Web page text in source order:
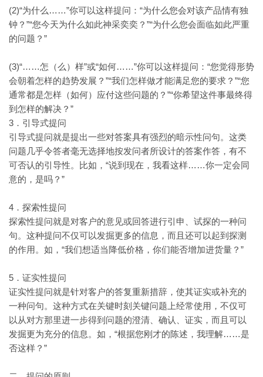
(2)“为什么……”你可以这样提问：“为什么您会对该产品情有独
钟？”“您今天为什么如此神采奕奕？”“为什么您会面临如此严重
的问题？”
(3)“……怎（么）样”或“如何……”你可以这样提问：“您觉得形势
会朝着怎样的趋势发展？”“我们怎样做才能满足您的要求？”“您
通常都是怎样（如何）应付这些问题的？”“你希望这件事最终得
到怎样的解决？”
3．引导式提问
引导式提问就是提出一些对答案具有强烈的暗示性问句。这类
问题几乎令答者毫无选择地按发问者所设计的答案作答，有不
可否认的引导性。比如， “说到现在，我看这样……你一定会同
意的，是吗？”
4．探索性提问
探索性提问就是对客户的意见或回答进行引申、试探的一种问
句。这种提问不仅可以发掘更多的信息，而且还可以起到探测
的作用。如， “我们想适当降低价格，你们能否增加进货量？”
5．证实性提问
证实性提问就是针对客户的答复重新措辞，使其证实或补充的
一种问句。这种方式在关键时刻关键问题上经常使用，不仅可
以从对方那里进一步得到问题的澄清、确认、证实，而且可以
发掘更为充分的信息。如， “根据您刚才的陈述，我理解……是
否这样？”